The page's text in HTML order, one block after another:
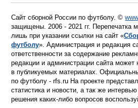
Сайт сборной России по футболу. ©
защищены. 2006 - 2021 гг. Перепечатка
лишь при указании ссылки на сайт «
футболу». Администрация и редакция
ответственности за содержание
редакции и администрации сайта может
в публикуемых материалах.
по футболу - rfs.ru На проекте
статистика и новости, а так же
решения каких-либо вопросов